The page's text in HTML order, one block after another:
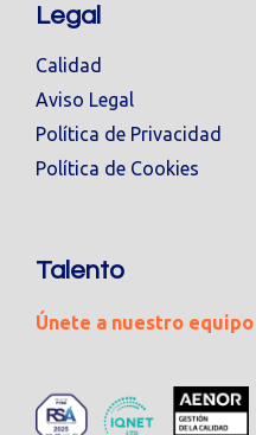
Legal
Calidad
Aviso Legal
Política de Privacidad
Política de Cookies
Talento
Únete a nuestro equipo